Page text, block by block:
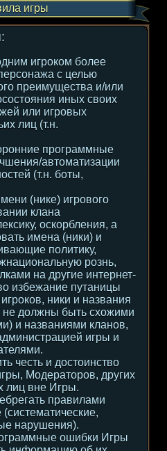
игры
игроком более
с целью
преимущества и/или
иных своих
или игровых
лиц (т.н.
программные
автоматизации
(т.н. боты,
(нике) игрового
клана
оскорбления, а
имена (ники) и
политику,
рознь,
на другие интернет-
избежание путаницы
ники и названия
не должны быть схожими
и названиями кланов,
игры и
честь и достоинство
Модераторов, других
лиц вне Игры.
правилами
нарушения).
ошибки Игры